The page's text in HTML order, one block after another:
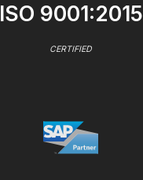
ISO 9001:2015
CERTIFIED